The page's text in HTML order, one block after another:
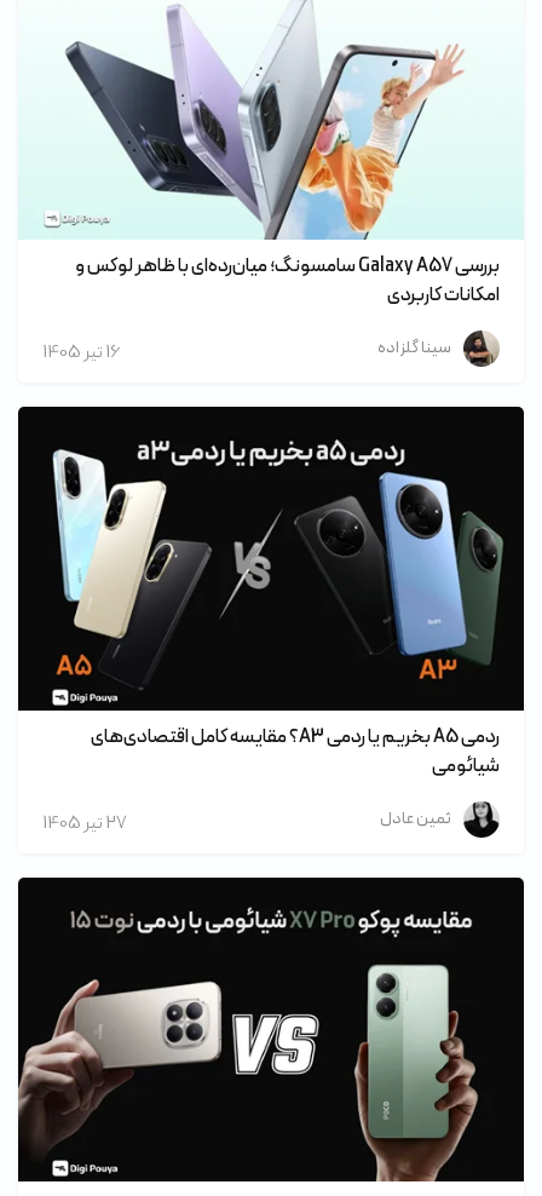
بررسی Galaxy A57 سامسونگ؛ میان‌رده‌ای با ظاهر لوکس و
امکانات کاربردی
سینا گلزاده 16 تير 1405
ردمی A5 بخریم یا ردمی A3؟ مقایسه کامل اقتصادی‌های
شیائومی
ثمین عادل 27 تير 1405